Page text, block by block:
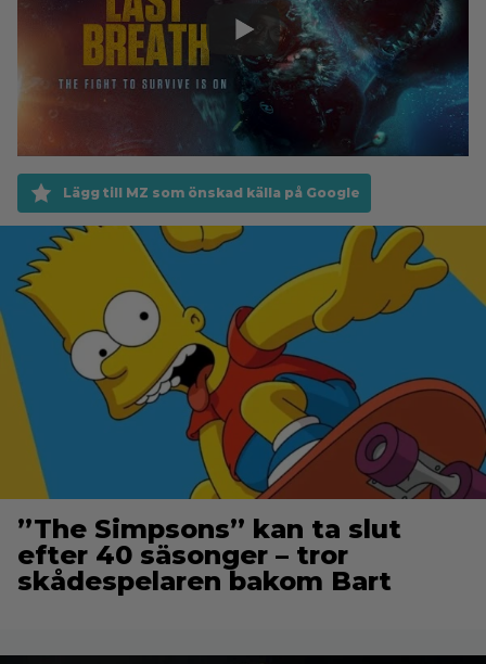
Lägg till MZ som önskad källa på Google
”The Simpsons” kan ta slut
efter 40 säsonger – tror
skådespelaren bakom Bart